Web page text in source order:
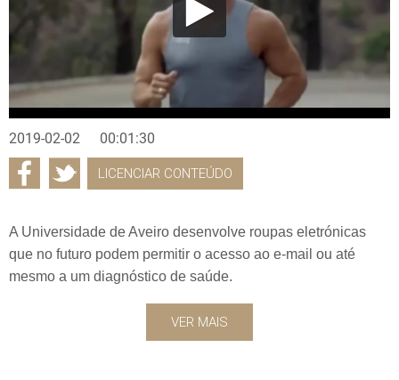
2019-02-02 00:01:30
LICENCIAR CONTEÚDO
A Universidade de Aveiro desenvolve roupas eletrónicas
que no futuro podem permitir o acesso ao e-mail ou até
mesmo a um diagnóstico de saúde.
VER MAIS